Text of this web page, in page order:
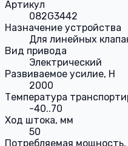
Артикул
082G3442
Назначение устройства
Для линейных
Вид привода
Электрический
Развиваемое усилие, Н
2000
Температура
-40..70
Ход штока, мм
50
Потребляемая